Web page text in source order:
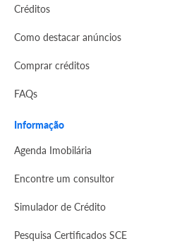
Créditos
Como destacar anúncios
Comprar créditos
FAQs
Informação
Agenda Imobilária
Encontre um consultor
Simulador de Crédito
Pesquisa Certificados SCE